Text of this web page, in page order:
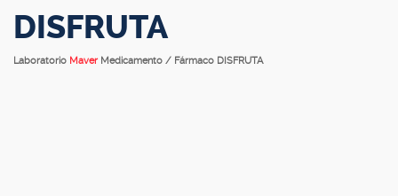
DISFRUTA
Laboratorio Maver Medicamento / Fármaco DISFRUTA